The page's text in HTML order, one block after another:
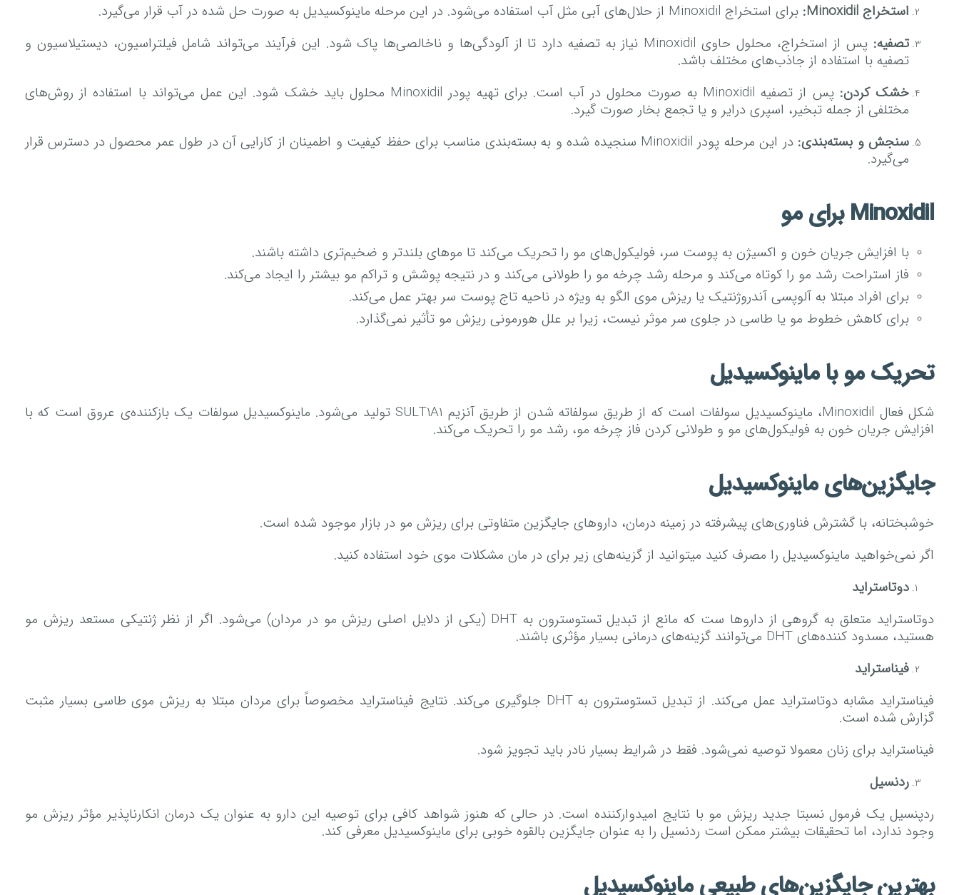
استخراج Minoxidil:
برای استخراج Minoxidil از حلال‌های آبی مثل آب استفاده می‌شود. در این مرحله ماینوکسیدیل به صورت حل شده در آب قرار می‌گیرد.
تصفیه:
پس از استخراج، محلول حاوی Minoxidil نیاز به تصفیه دارد تا از آلودگی‌ها و ناخالصی‌ها پاک شود. این فرآیند می‌تواند شامل فیلتراسیون، دیستیلاسیون و
تصفیه با استفاده از جاذب‌های مختلف باشد.
خشک کردن:
پس از تصفیه Minoxidil به صورت محلول در آب است. برای تهیه پودر Minoxidil محلول باید خشک شود. این عمل می‌تواند با استفاده از روش‌های
مختلفی از جمله تبخیر، اسپری درایر و یا تجمع بخار صورت گیرد.
سنجش و بسته‌بندی:
در این مرحله پودر Minoxidil سنجیده شده و به بسته‌بندی مناسب برای حفظ کیفیت و اطمینان از کارایی آن در طول عمر محصول در دسترس قرار
می‌گیرد.
Minoxidil برای مو
با افزایش جریان خون و اکسیژن به پوست سر، فولیکول‌های مو را تحریک می‌کند تا موهای بلندتر و ضخیم‌تری داشته باشند.
فاز استراحت رشد مو را کوتاه می‌کند و مرحله رشد چرخه مو را طولانی می‌کند و در نتیجه پوشش و تراکم مو بیشتر را ایجاد می‌کند.
برای افراد مبتلا به آلوپسی آندروژنتیک یا ریزش موی الگو به ویژه در ناحیه تاج پوست سر بهتر عمل می‌کند.
برای کاهش خطوط مو یا طاسی در جلوی سر موثر نیست، زیرا بر علل هورمونی ریزش مو تأثیر نمی‌گذارد.
تحریک مو با ماینوکسیدیل
شکل فعال Minoxidil، ماینوکسیدیل سولفات است که از طریق سولفاته شدن از طریق آنزیم SULT1A1 تولید می‌شود. ماینوکسیدیل سولفات یک بازکننده‌ی عروق است که با
افزایش جریان خون به فولیکول‌های مو و طولانی کردن فاز چرخه مو، رشد مو را تحریک می‌کند.
جایگزین‌های ماینوکسیدیل
خوشبختانه، با گشترش فناوری‌های پیشرفته در زمینه درمان، داروهای جایگزین متفاوتی برای ریزش مو در بازار موجود شده است.
اگر نمی‌خواهید ماینوکسیدیل را مصرف کنید میتوانید از گزینه‌های زیر برای در مان مشکلات موی خود استفاده کنید.
دوتاستراید
دوتاستراید متعلق به گروهی از داروها ست که مانع از تبدیل تستوسترون به DHT (یکی از دلایل اصلی ریزش مو در مردان) می‌شود. اگر از نظر ژنتیکی مستعد ریزش مو
هستید، مسدود کننده‌های DHT می‌توانند گزینه‌های درمانی بسیار مؤثری باشند.
فیناستراید
فیناستراید مشابه دوتاستراید عمل می‌کند. از تبدیل تستوسترون به DHT جلوگیری می‌کند. نتایج فیناستراید مخصوصاً برای مردان مبتلا به ریزش موی طاسی بسیار مثبت
گزارش شده است.
فیناستراید برای زنان معمولا توصیه نمی‌شود. فقط در شرایط بسیار نادر باید تجویز شود.
ردنسیل
ردپنسیل یک فرمول نسبتا جدید ریزش مو با نتایج امیدوارکننده است. در حالی که هنوز شواهد کافی برای توصیه این دارو به عنوان یک درمان انکارناپذیر مؤثر ریزش مو
وجود ندارد، اما تحقیقات بیشتر ممکن است ردنسیل را به عنوان جایگزین بالقوه خوبی برای ماینوکسیدیل معرفی کند.
بهترین جایگزین‌های طبیعی ماینوکسیدیل